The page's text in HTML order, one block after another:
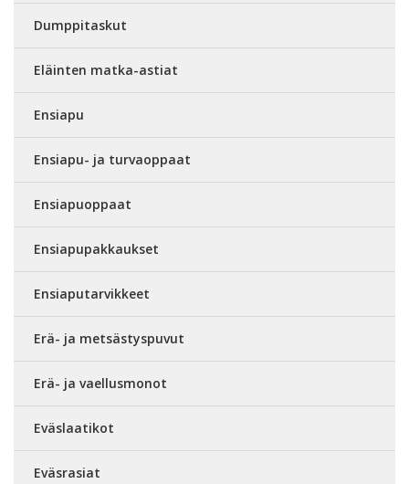
Dumppitaskut
Eläinten matka-astiat
Ensiapu
Ensiapu- ja turvaoppaat
Ensiapuoppaat
Ensiapupakkaukset
Ensiaputarvikkeet
Erä- ja metsästyspuvut
Erä- ja vaellusmonot
Eväslaatikot
Eväsrasiat